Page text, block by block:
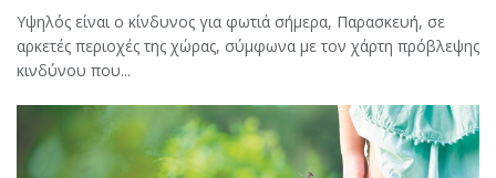
Υψηλός είναι ο κίνδυνος για φωτιά σήμερα, Παρασκευή, σε
αρκετές περιοχές της χώρας, σύμφωνα με τον χάρτη πρόβλεψης
κινδύνου που...